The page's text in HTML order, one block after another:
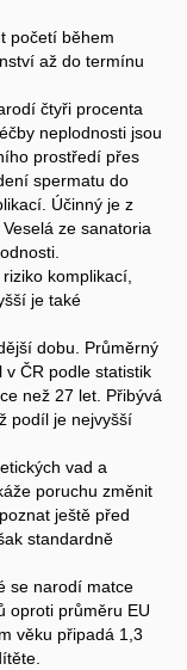
početí během
až do termínu
čtyři procenta
neplodnosti jsou
prostředí přes
spermatu do
Účinný je z
ze sanatoria
komplikací,
je také
dobu. Průměrný
ČR podle statistik
než 27 let. Přibývá
podíl je nejvyšší
vad a
poruchu změnit
ještě před
standardně
se narodí matce
oproti průměru EU
věku připadá 1,3